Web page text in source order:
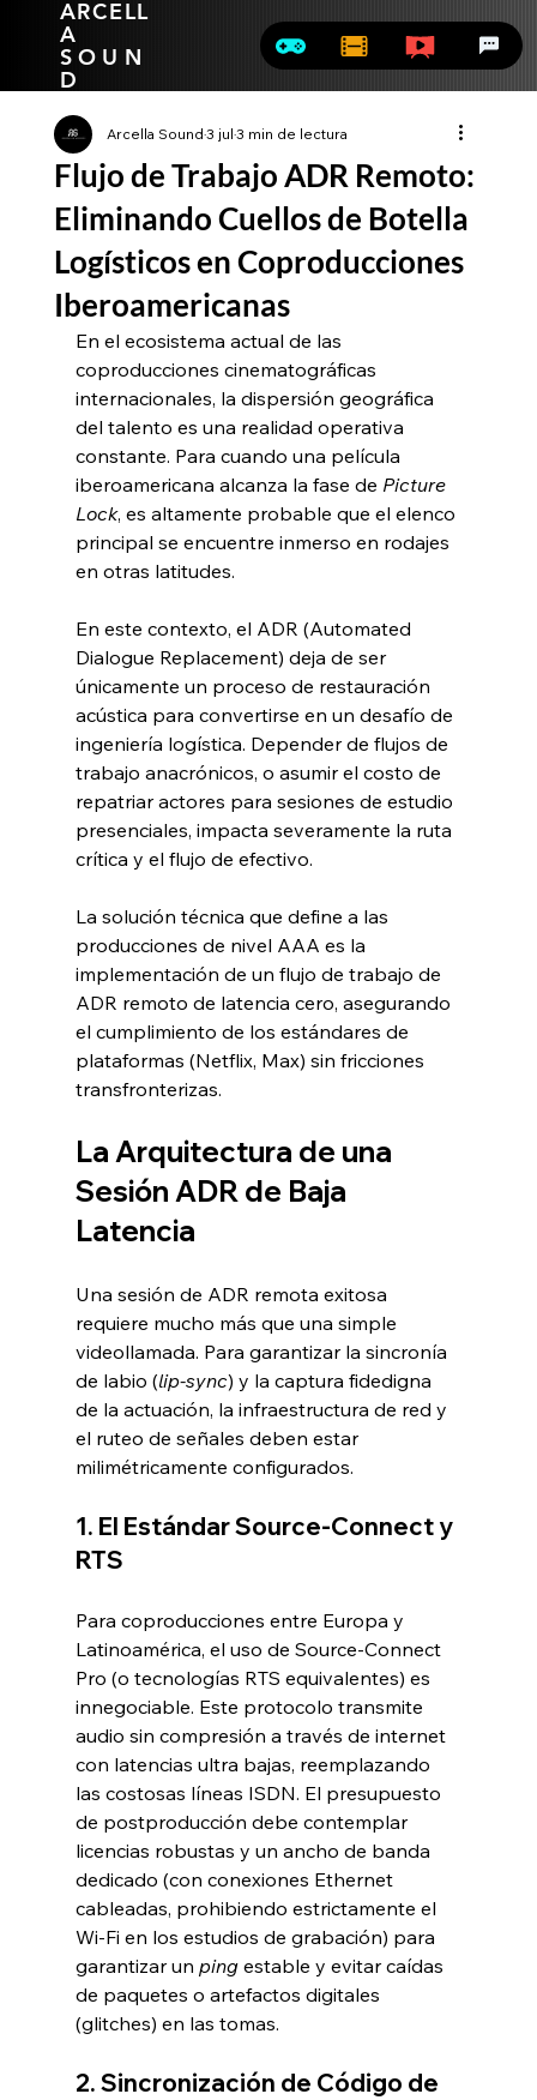
ARCELL
A
SOUN
D
Flujo de Trabajo ADR Remoto:
Eliminando Cuellos de Botella
Logísticos en Coproducciones
Iberoamericanas
Arcella Sound3 jul3 min de lectura
En el ecosistema actual de las
coproducciones cinematográficas
internacionales, la dispersión geográfica
del talento es una realidad operativa
constante. Para cuando una película
iberoamericana alcanza la fase de Picture
Lock, es altamente probable que el elenco
principal se encuentre inmerso en rodajes
en otras latitudes.
En este contexto, el ADR (Automated
Dialogue Replacement) deja de ser
únicamente un proceso de restauración
acústica para convertirse en un desafío de
ingeniería logística. Depender de flujos de
trabajo anacrónicos, o asumir el costo de
repatriar actores para sesiones de estudio
presenciales, impacta severamente la ruta
crítica y el flujo de efectivo.
La solución técnica que define a las
producciones de nivel AAA es la
implementación de un flujo de trabajo de
ADR remoto de latencia cero, asegurando
el cumplimiento de los estándares de
plataformas (Netflix, Max) sin fricciones
transfronterizas.
La Arquitectura de una
Sesión ADR de Baja
Latencia
Una sesión de ADR remota exitosa
requiere mucho más que una simple
videollamada. Para garantizar la sincronía
de labio (lip-sync) y la captura fidedigna
de la actuación, la infraestructura de red y
el ruteo de señales deben estar
milimétricamente configurados.
1. El Estándar Source-Connect y
RTS
Para coproducciones entre Europa y
Latinoamérica, el uso de Source-Connect
Pro (o tecnologías RTS equivalentes) es
innegociable. Este protocolo transmite
audio sin compresión a través de internet
con latencias ultra bajas, reemplazando
las costosas líneas ISDN. El presupuesto
de postproducción debe contemplar
licencias robustas y un ancho de banda
dedicado (con conexiones Ethernet
cableadas, prohibiendo estrictamente el
Wi-Fi en los estudios de grabación) para
garantizar un ping estable y evitar caídas
de paquetes o artefactos digitales
(glitches) en las tomas.
2. Sincronización de Código de